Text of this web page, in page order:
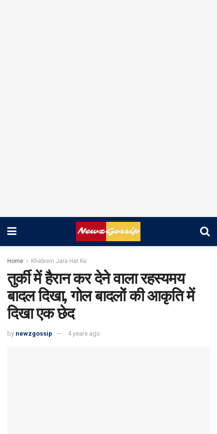
Home Khabrein Jara Hat Ke
तुर्की में हैरान कर देने वाला रहस्यमय
बादल दिखा, गोल बादलों की आकृति में
दिखा एक छेद
by newzgossip 4 years ago